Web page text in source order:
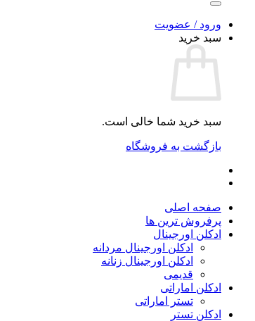
ورود / عضویت
سبد خرید
سبد خرید شما خالی است.
بازگشت به فروشگاه
صفحه اصلی
پرفروش ترین ها
ادکلن اورجینال
ادکلن اورجینال مردانه
ادکلن اورجینال زنانه
قدیمی
ادکلن اماراتی
تستر اماراتی
ادکلن تستر